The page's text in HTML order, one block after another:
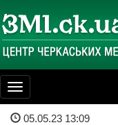
Toggle
navigation
05.05.23 13:09